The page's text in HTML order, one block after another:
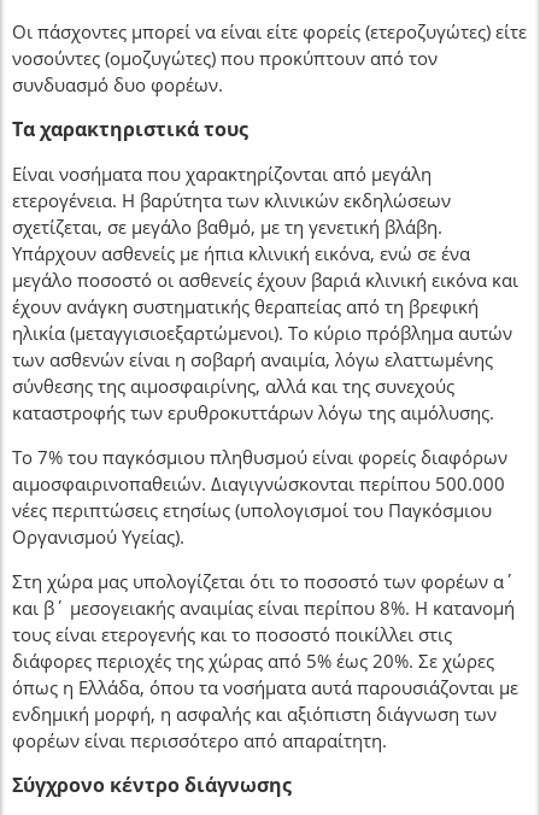
Οι πάσχοντες μπορεί να είναι είτε φορείς (ετεροζυγώτες) είτε
νοσούντες (ομοζυγώτες) που προκύπτουν από τον
συνδυασμό δυο φορέων.
Τα χαρακτηριστικά τους
Είναι νοσήματα που χαρακτηρίζονται από μεγάλη
ετερογένεια. Η βαρύτητα των κλινικών εκδηλώσεων
σχετίζεται, σε μεγάλο βαθμό, με τη γενετική βλάβη.
Υπάρχουν ασθενείς με ήπια κλινική εικόνα, ενώ σε ένα
μεγάλο ποσοστό οι ασθενείς έχουν βαριά κλινική εικόνα και
έχουν ανάγκη συστηματικής θεραπείας από τη βρεφική
ηλικία (μεταγγισιοεξαρτώμενοι). Το κύριο πρόβλημα αυτών
των ασθενών είναι η σοβαρή αναιμία, λόγω ελαττωμένης
σύνθεσης της αιμοσφαιρίνης, αλλά και της συνεχούς
καταστροφής των ερυθροκυττάρων λόγω της αιμόλυσης.
Το 7% του παγκόσμιου πληθυσμού είναι φορείς διαφόρων
αιμοσφαιρινοπαθειών. Διαγιγνώσκονται περίπου 500.000
νέες περιπτώσεις ετησίως (υπολογισμοί του Παγκόσμιου
Οργανισμού Υγείας).
Στη χώρα μας υπολογίζεται ότι το ποσοστό των φορέων α΄
και β΄ μεσογειακής αναιμίας είναι περίπου 8%. Η κατανομή
τους είναι ετερογενής και το ποσοστό ποικίλλει στις
διάφορες περιοχές της χώρας από 5% έως 20%. Σε χώρες
όπως η Ελλάδα, όπου τα νοσήματα αυτά παρουσιάζονται με
ενδημική μορφή, η ασφαλής και αξιόπιστη διάγνωση των
φορέων είναι περισσότερο από απαραίτητη.
Σύγχρονο κέντρο διάγνωσης